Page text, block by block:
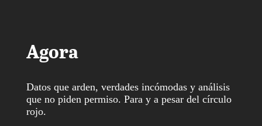
Agora
Datos que arden, verdades incómodas y análisis
que no piden permiso. Para y a pesar del círculo
rojo.